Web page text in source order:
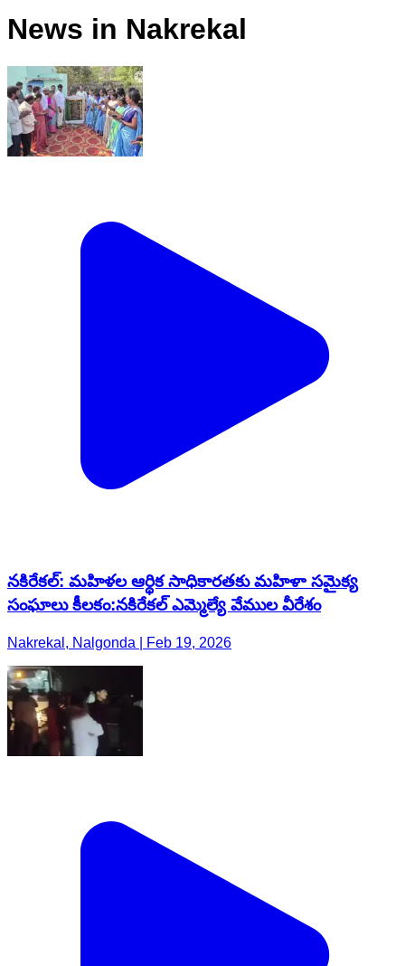
News in Nakrekal
నకిరేకల్: మహిళల ఆర్థిక సాధికారతకు మహిళా సమైక్య
సంఘాలు కీలకం:నకిరేకల్ ఎమ్మెల్యే వేముల వీరేశం
Nakrekal, Nalgonda | Feb 19, 2026